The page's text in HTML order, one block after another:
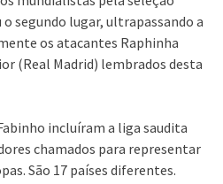
o segundo lugar, ultrapassando a
os atacantes Raphinha
(Real Madrid) lembrados desta
incluíram a liga saudita
chamados para representar
São 17 países diferentes.